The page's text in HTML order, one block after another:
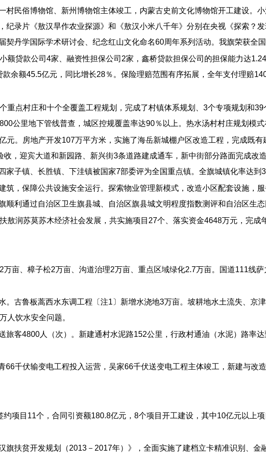
民俗博物馆、新州博物馆主体竣工，内蒙古史前文化博物馆开工建设。
录片《敖汉旱作农业探源》和《敖汉小米八千年》分别在央视《探索？
丹学国际学术研讨会、纪念红山文化命名60周年系列活动。我旗荣获全国
额贷款公司4家、融资性担保公司2家，鑫桥贷款担保公司的担保能力达
余额45.5亿元，同比增长28％。保险理赔范围有序拓展，全年支付理赔
重点村庄和十个全覆盖工程规划，完成了村镇体系规划、3个专项规划和
公里地下管线普查，城区控规覆盖率达90％以上。热水汤村村庄规划模式
元。房地产开发107万平方米，实施了海岳新城棚户区改造工程，完成既
，迎宾大道和新园路、新兴街3条道路建成通车，新中街部分路面完成改
子镇、长胜镇、下洼镇被国家7部委评为全国重点镇。全旗城镇化率达到
，保障公共设施安全运行。探索物业管理新模式，改造小区配套设施，
利通过自治区卫生旗县城、自治区旗县城文明程度指数测评和自治区生态
敖润苏莫苏木经济社会发展，共实施项目27个、落实资金4648万元，完成
亩、樟子松2万亩、沟道治理2万亩、重点区域绿化2.7万亩。国道111线
。古鲁板蒿西水东调工程〔注1〕新增水浇地3万亩。坡耕地水土流失、京
人饮水安全问题。
旅客4800人（次）。新建通村水泥路152公里，行政村通油（水泥）路率
66千伏输变电工程投入运营，吴家66千伏送变电工程主体竣工，新建与改
项目11个，合同引资额180.8亿元，8个项目开工建设，其中10亿元以上
旗扶贫开发规划（2013－2017年）》，全面实施了建档立卡精准识别、金